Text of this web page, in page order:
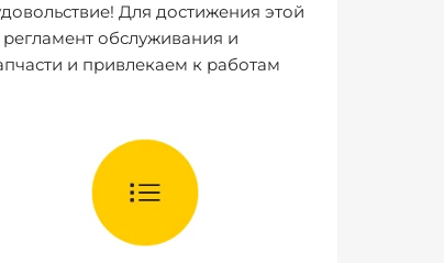
Для достижения этой
обслуживания и
и привлекаем к работам